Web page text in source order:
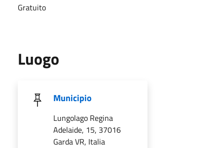
Gratuito
Luogo
Municipio
Lungolago Regina
Adelaide, 15, 37016
Garda VR, Italia